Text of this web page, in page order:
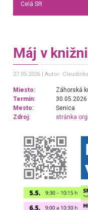
Celá SR
Máj v
27.05.2026 Autor: Claudinka
Miesto:
Záhorská
Termín:
30.05.2026
Mesto:
Senica
Zdroj:
stránka